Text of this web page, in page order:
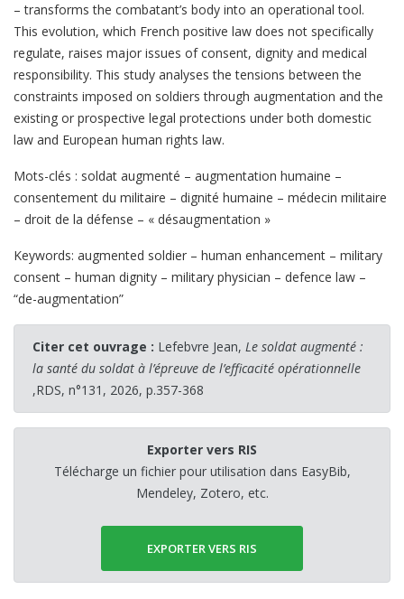
– transforms the combatant’s body into an operational tool.
This evolution, which French positive law does not specifically
regulate, raises major issues of consent, dignity and medical
responsibility. This study analyses the tensions between the
constraints imposed on soldiers through augmentation and the
existing or prospective legal protections under both domestic
law and European human rights law.
Mots-clés : soldat augmenté – augmentation humaine –
consentement du militaire – dignité humaine – médecin militaire
– droit de la défense – « désaugmentation »
Keywords: augmented soldier – human enhancement – military
consent – human dignity – military physician – defence law –
“de-augmentation”
Citer cet ouvrage : Lefebvre Jean, Le soldat augmenté :
la santé du soldat à l’épreuve de l’efficacité opérationnelle
,RDS, n°131, 2026, p.357-368
Exporter vers RIS
Télécharge un fichier pour utilisation dans EasyBib,
Mendeley, Zotero, etc.
EXPORTER VERS RIS